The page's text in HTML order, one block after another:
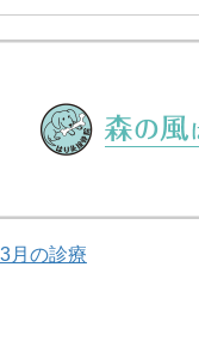
月の診療